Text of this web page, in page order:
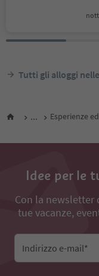
Tutti gli alloggi
... Esperienze
Idee per le
Con la newsletter
tue vacanze,
Indirizzo e-mail*